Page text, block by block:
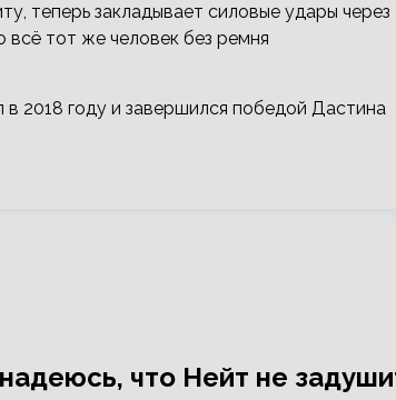
теперь закладывает силовые удары через
всё тот же человек без ремня
2018 году и завершился победой Дастина
что Нейт не